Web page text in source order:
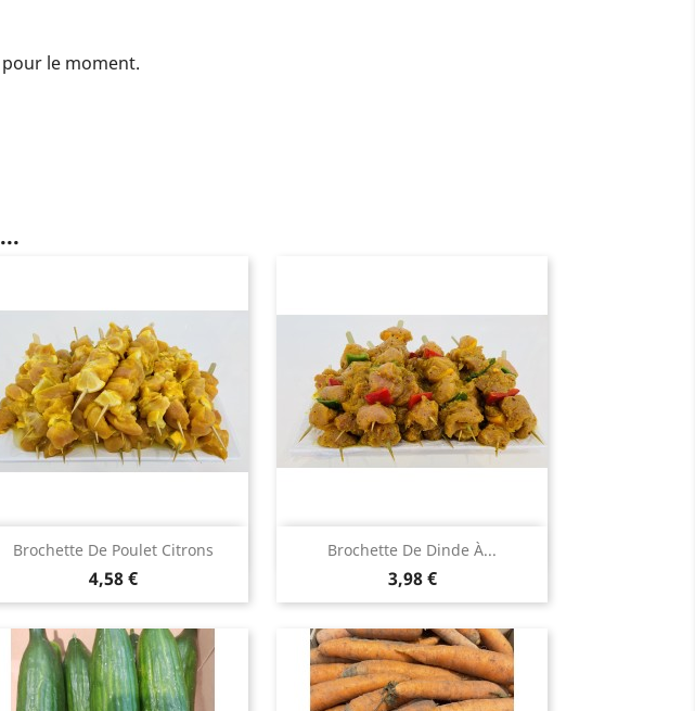
le moment.
Brochette De Poulet Citrons
Prix
4,58 €
Aperçu rapide Brochette De Dinde À...
Prix
3,98 €
Aperçu rapide